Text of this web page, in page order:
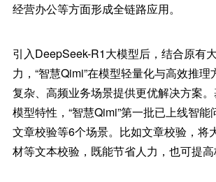
经营办公等方面形成全链路应用。
引入DeepSeek-R1大模型后，结合原有
力，“智慧Qimi”在模型轻量化与高效推
复杂、高频业务场景提供更优解决方案
模型特性，“智慧Qimi”第一批已上线智能
文章校验等6个场景。比如文章校验，将
材等文本校验，既能节省人力，也可提高